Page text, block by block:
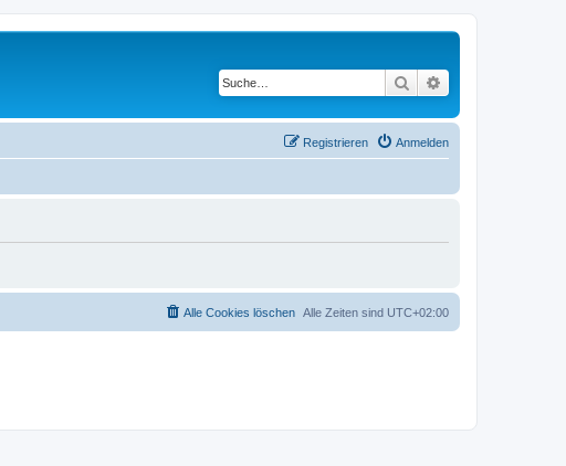
Suche
Anmelden
Registrieren
Alle Zeiten sind UTC+02:00
Alle Cookies löschen